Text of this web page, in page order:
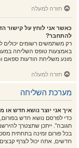
חזרה למעלה
כאשר אני לוחץ על קישור
להתחבר?
רק משתמשים רשומים יכולים
באמצעות טופס השליחה
מונע משליחת הודעות ספאם
חזרה למעלה
מערכת השליחה
איך אני יוצר נושא חדש או
כדי לפרסם נושא חדש
תגובה". ייתכן שתצטרך
בכל פורום זמינה בתחתית
חדשים, אתה יכול לצרף